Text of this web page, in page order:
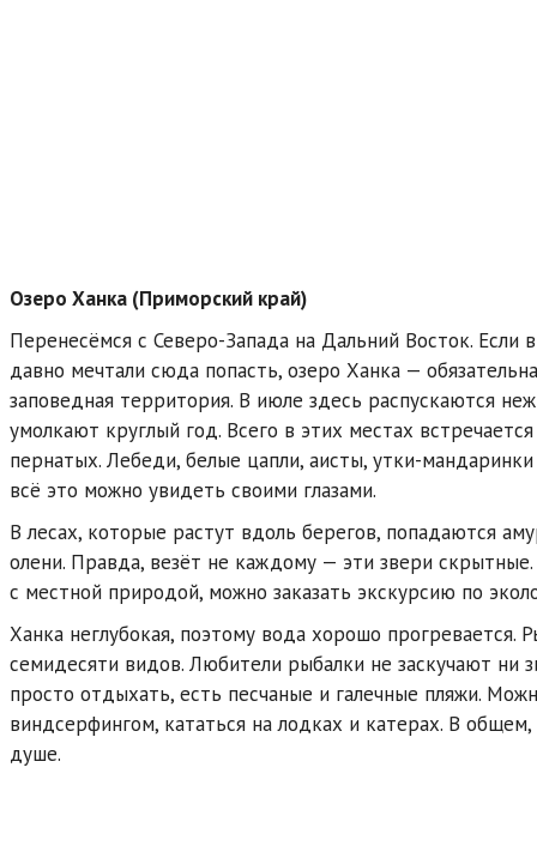
Озеро Ханка (Приморский край)
Перенесёмся с Северо-Запада на Дальний Восток. Если
давно мечтали сюда попасть, озеро Ханка —
заповедная территория. В июле здесь распускаются
умолкают круглый год. Всего в этих местах
пернатых. Лебеди, белые цапли, аисты, утки-
всё это можно увидеть своими глазами.
В лесах, которые растут вдоль берегов, попадаются
олени. Правда, везёт не каждому — эти звери
с местной природой, можно заказать экскурсию по
Ханка неглубокая, поэтому вода хорошо прогревается.
семидесяти видов. Любители рыбалки не заскучают ни
просто отдыхать, есть песчаные и галечные пляжи.
виндсерфингом, кататься на лодках и катерах. В
душе.